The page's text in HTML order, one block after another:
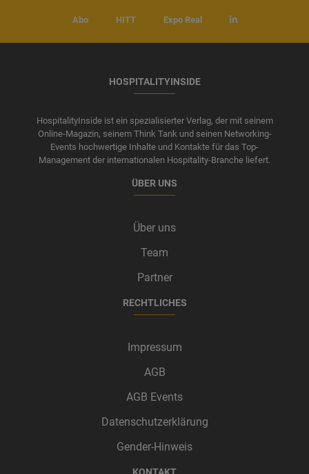
Abo HITT Expo Real
HOSPITALITYINSIDE
HospitalityInside ist ein spezialisierter Verlag, der mit seinem
Online-Magazin, seinem Think Tank und seinen Networking-
Events hochwertige Inhalte und Kontakte für das Top-
Management der internationalen Hospitality-Branche liefert.
ÜBER UNS
Über uns
Team
Partner
RECHTLICHES
Impressum
AGB
AGB Events
Datenschutzerklärung
Gender-Hinweis